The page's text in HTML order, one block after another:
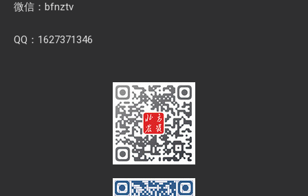
微信：bfnztv
QQ：1627371346